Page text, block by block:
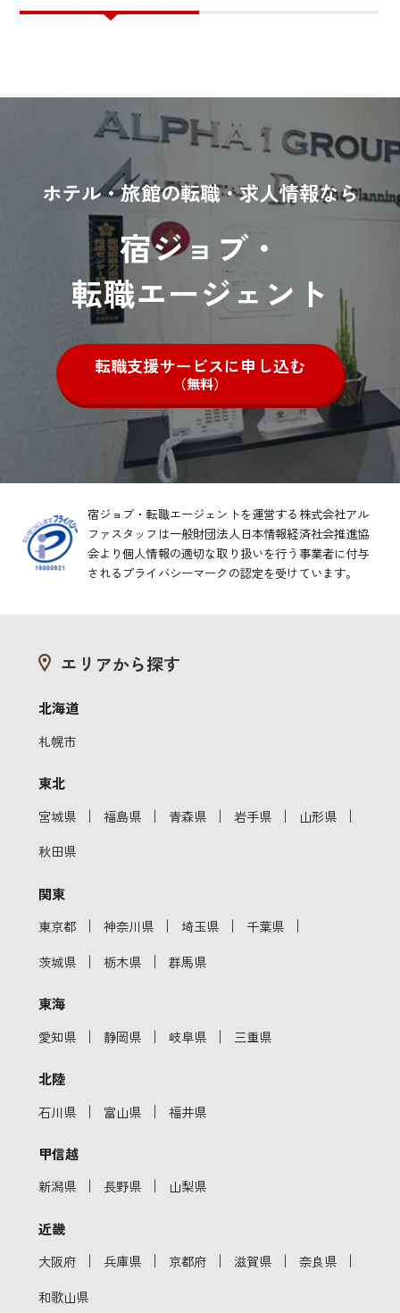
ホテル・旅館の転職・求人情報なら
宿ジョブ・
転職エージェント
転職支援サービスに申し込む
（無料）
宿ジョブ・転職エージェントを運営する株式会社アル
ファスタッフは一般財団法人日本情報経済社会推進協
会より個人情報の適切な取り扱いを行う事業者に付与
されるプライバシーマークの認定を受けています。
エリアから探す
北海道
札幌市
東北
宮城県 ｜ 福島県 ｜ 青森県 ｜ 岩手県 ｜ 山形県 ｜
秋田県
関東
東京都 ｜ 神奈川県 ｜ 埼玉県 ｜ 千葉県 ｜
茨城県 ｜ 栃木県 ｜ 群馬県
東海
愛知県 ｜ 静岡県 ｜ 岐阜県 ｜ 三重県
北陸
石川県 ｜ 富山県 ｜ 福井県
甲信越
新潟県 ｜ 長野県 ｜ 山梨県
近畿
大阪府 ｜ 兵庫県 ｜ 京都府 ｜ 滋賀県 ｜ 奈良県 ｜
和歌山県